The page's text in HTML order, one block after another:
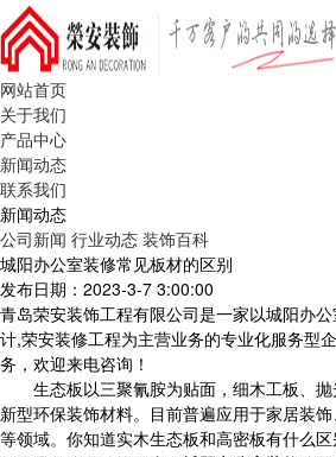
网站首页
关于我们
产品中心
新闻动态
联系我们
新闻动态
公司新闻 行业动态 装饰百科
城阳办公室装修常见板材的区别
发布日期：2023-3-7 3:00:00
青岛荣安装饰工程有限公司是一家以城阳办
计,荣安装修工程为主营业务的专业化服务型
务，欢迎来电咨询！
生态板以三聚氰胺为贴面，细木工板、抛
新型环保装饰材料。目前普遍应用于家居装
等领域。你知道实木生态板和高密板有什么